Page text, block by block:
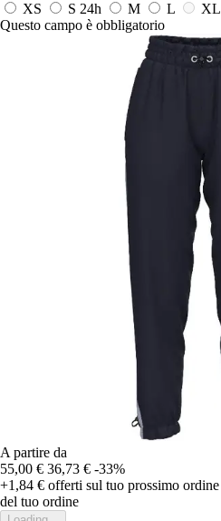
XS
S 24h M L
XL
Questo campo è obbligatorio
A partire da
55,00 € 36,73 € -33%
+1,84 € offerti sul tuo prossimo ordine
del tuo ordine